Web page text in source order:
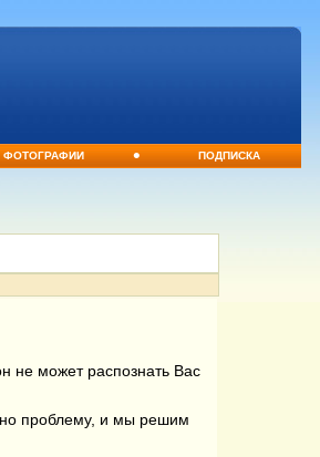
ФОТОГРАФИИ • ПОДПИСКА
не может распознать Вас
проблему, и мы решим